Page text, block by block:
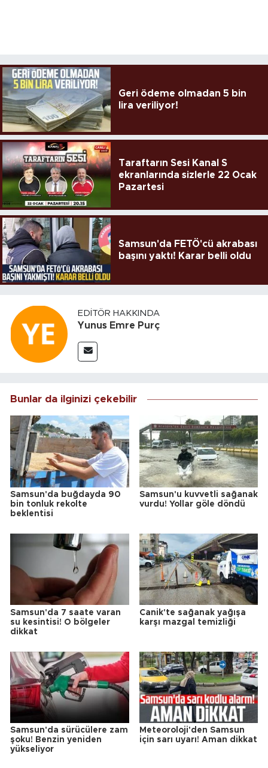
Geri ödeme olmadan 5 bin
lira veriliyor!
Taraftarın Sesi Kanal S
ekranlarında sizlerle 22 Ocak
Pazartesi
Samsun'da FETÖ'cü akrabası
başını yaktı! Karar belli oldu
EDITÖR HAKKINDA
Yunus Emre Purç
Bunlar da ilginizi çekebilir
Samsun'da buğdayda 90
bin tonluk rekolte
beklentisi
Samsun'u kuvvetli sağanak
vurdu! Yollar göle döndü
Samsun'da 7 saate varan
su kesintisi! O bölgeler
dikkat
Canik'te sağanak yağışa
karşı mazgal temizliği
Samsun'da sürücülere zam
şoku! Benzin yeniden
yükseliyor
Meteoroloji'den Samsun
için sarı uyarı! Aman dikkat